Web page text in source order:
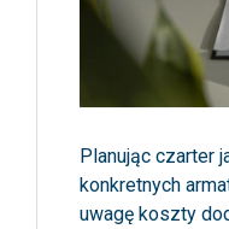
Planując czarter
konkretnych
uwagę koszty